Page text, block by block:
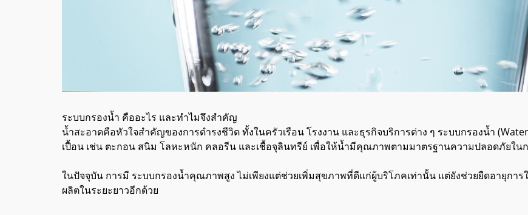
ระบบกรองน้ำ คืออะไร และทำไมจึงสำคัญ
น้ำสะอาดคือหัวใจสำคัญของการดำรงชีวิต ทั้งในครัวเรือน โรงงาน และธุรกิจบริการต่าง ๆ ระบบกรองน้ำ
เปื้อน เช่น ตะกอน สนิม โลหะหนัก คลอรีน และเชื้อจุลินทรีย์ เพื่อให้น้ำมีคุณภาพตามมาตรฐานความปลอดภัยใน
ในปัจจุบัน การมี ระบบกรองน้ำคุณภาพสูง ไม่เพียงแต่ช่วยเพิ่มสุขภาพที่ดีแก่ผู้บริโภคเท่านั้น แต่ยังช่วยยืดอายุการ
ผลิตในระยะยาวอีกด้วย